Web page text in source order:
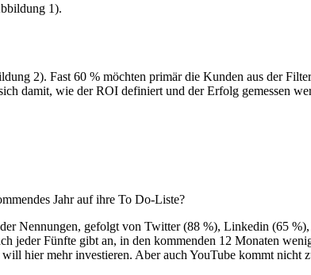
1).
2). Fast 60 % möchten primär die Kunden aus der
damit, wie der ROI definiert und der Erfolg gemessen
Jahr auf ihre To Do-Liste?
Nennungen, gefolgt von Twitter (88 %), Linkedin (65
jeder Fünfte gibt an, in den kommenden 12 Monaten
hier mehr investieren. Aber auch YouTube kommt